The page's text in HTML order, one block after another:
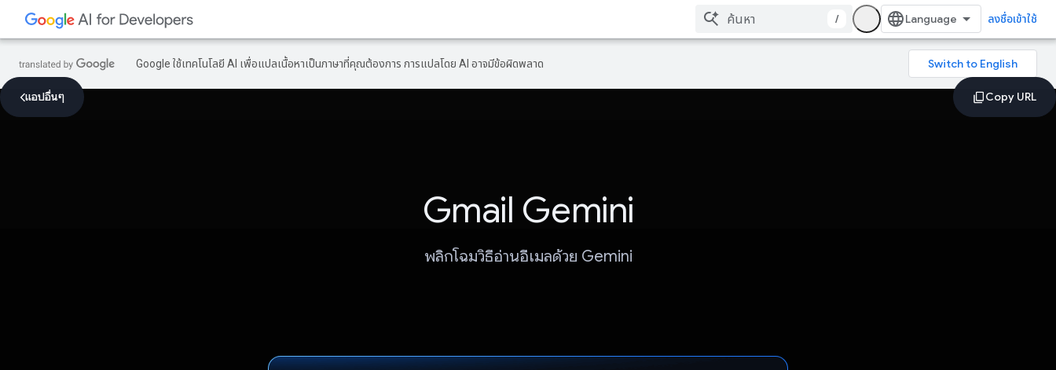
/ ลงชื่อเข้าใช้
Google ใช้เทคโนโลยี AI เพื่อแปลเนื้อหาเป็นภาษาที่คุณต้องการ การแปลโดย AI อาจมีข้อผิดพลาด
แอปอื่นๆ
Gmail Gemini
พลิกโฉมวิธีอ่านอีเมลด้วย Gemini